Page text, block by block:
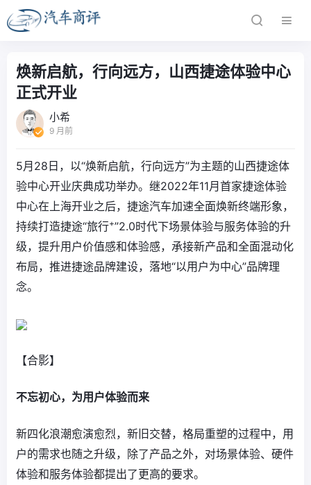
焕新启航，行向远方，山西捷途体验中心
正式开业
小希
9 月前
5月28日，以“焕新启航，行向远方”为主题的山西捷途体
验中心开业庆典成功举办。继2022年11月首家捷途体验
中心在上海开业之后，捷途汽车加速全面焕新终端形象，
持续打造捷途“旅行+”2.0时代下场景体验与服务体验的升
级，提升用户价值感和体验感，承接新产品和全面混动化
布局，推进捷途品牌建设，落地“以用户为中心”品牌理
念。
【合影】
不忘初心，为用户体验而来
新四化浪潮愈演愈烈，新旧交替，格局重塑的过程中，用
户的需求也随之升级，除了产品之外，对场景体验、硬件
体验和服务体验都提出了更高的要求。